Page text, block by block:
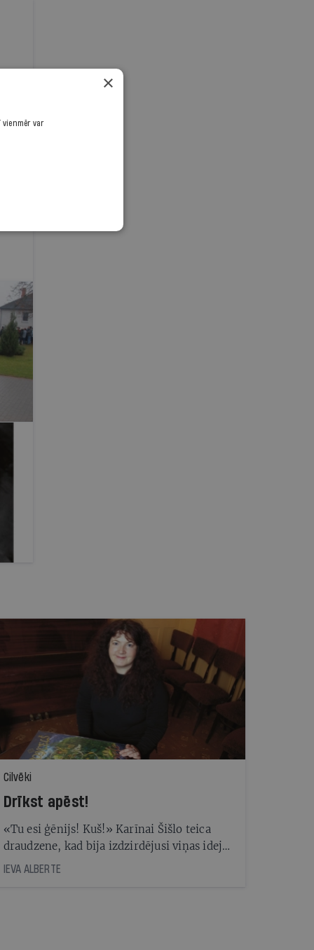
Cilvēki
Drīkst apēst!
«Tu esi ģēnijs! Kuš!» Karīnai Šišlo teica
draudzene, kad bija izdzirdējusi viņas ideju
- izgatavot karameli, kas izskatās kā
IEVA ALBERTE
×
var